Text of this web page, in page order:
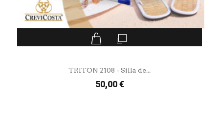
TRITÓN 2108 - Silla de...
50,00 €